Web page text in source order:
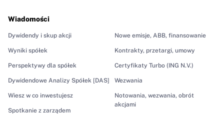
Wiadomości
Dywidendy i skup akcji
Wyniki spółek
Perspektywy dla spółek
Dywidendowe Analizy Spółek [DAS]
Wiesz w co inwestujesz
Spotkanie z zarządem
Nowe emisje, ABB, finansowanie
Kontrakty, przetargi, umowy
Certyfikaty Turbo (ING N.V.)
Wezwania
Notowania, wezwania, obrót
akcjami